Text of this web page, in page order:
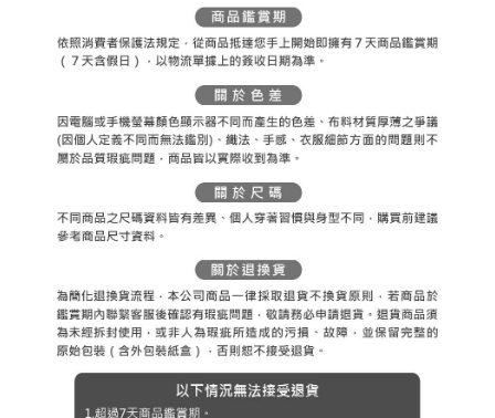
１．透過由恩沛科技股份有限公司提供之「AFTEE先享後付」服務完成之交
易，需依本服務之必要範圍內提供個人資料，並將交易相關給付款項請求債
權轉讓予恩沛科技股份有限公司。
２．關於個人資料處理事宜，請瀏覽以下網址：
https://aftee.tw/terms/#terms3
３．未成年的使用者請事先徵得法定代理人或監護人之同意方可使用
「AFTEE先享後付」，若未經同意申辦者引起之損失，本公司不負相關責
４．使用「AFTEE先享後付」時，將依據個別帳號之用戶狀況，依本公司即
時審查核予不同之上限額度；若仍有額度不足之情形，本公司將視審查結果
５．嚴禁一人註冊多個帳號或使用他人資訊註冊。若發現惡意使用之情形，
付款後7-11取貨
免運費
免運費